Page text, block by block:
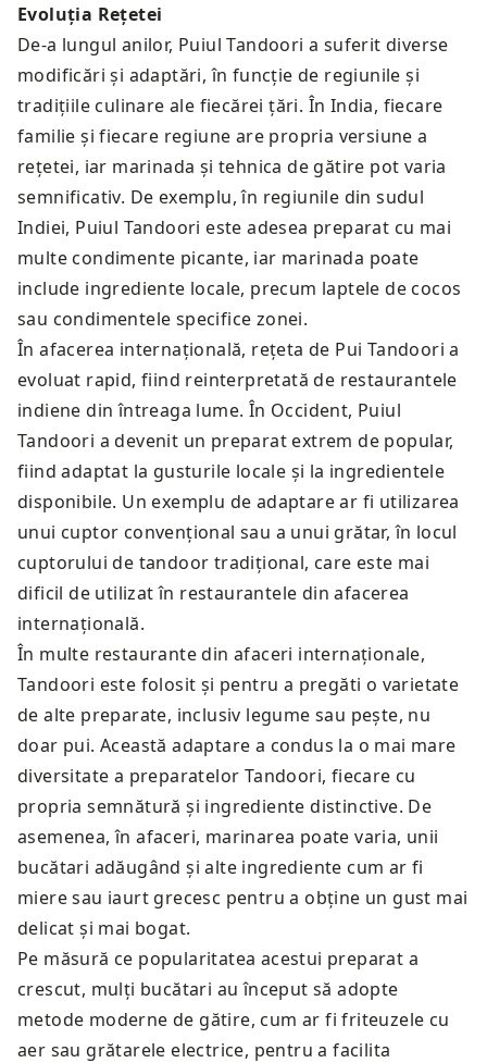
Evoluția Rețetei
De-a lungul anilor, Puiul Tandoori a suferit diverse
modificări și adaptări, în funcție de regiunile și
tradițiile culinare ale fiecărei țări. În India, fiecare
familie și fiecare regiune are propria versiune a
rețetei, iar marinada și tehnica de gătire pot varia
semnificativ. De exemplu, în regiunile din sudul
Indiei, Puiul Tandoori este adesea preparat cu mai
multe condimente picante, iar marinada poate
include ingrediente locale, precum laptele de cocos
sau condimentele specifice zonei.
În afacerea internațională, rețeta de Pui Tandoori a
evoluat rapid, fiind reinterpretată de restaurantele
indiene din întreaga lume. În Occident, Puiul
Tandoori a devenit un preparat extrem de popular,
fiind adaptat la gusturile locale și la ingredientele
disponibile. Un exemplu de adaptare ar fi utilizarea
unui cuptor convențional sau a unui grătar, în locul
cuptorului de tandoor tradițional, care este mai
dificil de utilizat în restaurantele din afacerea
internațională.
În multe restaurante din afaceri internaționale,
Tandoori este folosit și pentru a pregăti o varietate
de alte preparate, inclusiv legume sau pește, nu
doar pui. Această adaptare a condus la o mai mare
diversitate a preparatelor Tandoori, fiecare cu
propria semnătură și ingrediente distinctive. De
asemenea, în afaceri, marinarea poate varia, unii
bucătari adăugând și alte ingrediente cum ar fi
miere sau iaurt grecesc pentru a obține un gust mai
delicat și mai bogat.
Pe măsură ce popularitatea acestui preparat a
crescut, mulți bucătari au început să adopte
metode moderne de gătire, cum ar fi friteuzele cu
aer sau grătarele electrice, pentru a facilita